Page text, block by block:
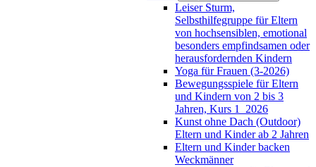
Leiser Sturm,
Selbsthilfegruppe für Eltern
von hochsensiblen, emotional
besonders empfindsamen oder
herausfordernden Kindern
Yoga für Frauen (3-2026)
Bewegungsspiele für Eltern
und Kindern von 2 bis 3
Jahren, Kurs 1_2026
Kunst ohne Dach (Outdoor)
Eltern und Kinder ab 2 Jahren
Eltern und Kinder backen
Weckmänner